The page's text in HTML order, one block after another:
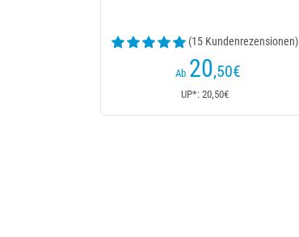
(15 Kundenrezensionen)
Ab 20,50€
UP*: 20,50€